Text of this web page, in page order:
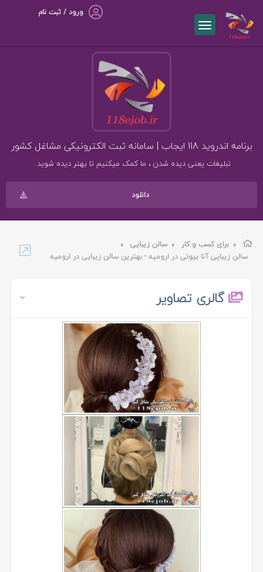
ورود / ثبت نام
برنامه اندروید 118 ایجاب | سامانه ثبت الکترونیکی مشاغل کشور
تبلیغات یعنی دیده شدن ، ما کمک میکنیم تا بهتر دیده شوید .
دانلود
برای کسب و کار
سالن زیبایی
سالن زیبایی آنا بیوتی در ارومیه - بهترین سالن زیبایی در ارومیه
گالری تصاویر